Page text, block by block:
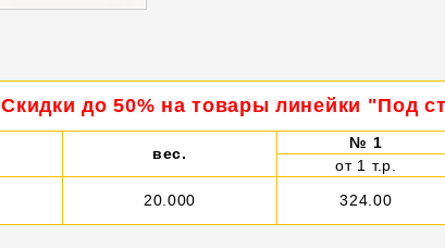
Скидки до 50% на товары линейки "Под
вес.
№ 1
от 1 т.р.
20.000 324.00